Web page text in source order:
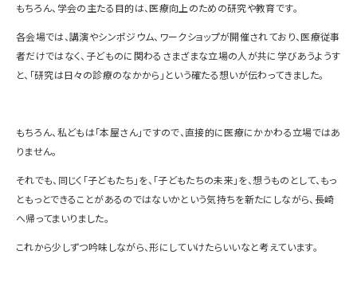
もちろん、学会の主たる目的は、医療向上のための研究や教育です。
各会場では、講演やシンポジウム、ワークショップが開催されており、医療従事
者だけではなく、子どものに関わるさまざまな立場の人が共に学びあうようす
と、「研究は日々の診療のなかから」という確たる想いが伝わってきました。
もちろん、私どもは「本屋さん」ですので、直接的に医療にかかわる立場ではあ
りません。
それでも、同じく「子どもたち」を、「子どもたちの未来」を、想うものとして、もっ
ともっとできることがあるのではないかという気持ちを新たにしながら、長崎
へ帰ってまいりました。
これから少しずつ吟味しながら、形にしていけたらいいなと考えています。